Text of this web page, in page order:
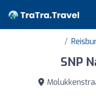
SNP